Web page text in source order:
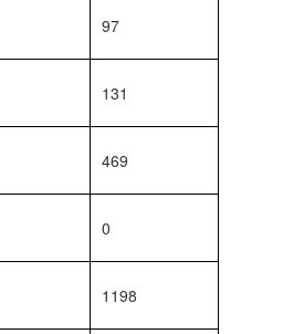
97
131
469
0
1198